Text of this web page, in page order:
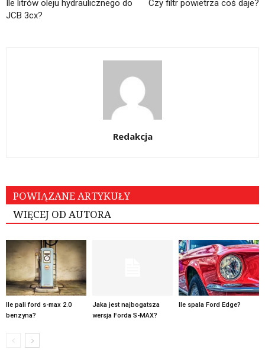
Ile litrów oleju hydraulicznego do
JCB 3cx?
Czy filtr powietrza coś daje?
Redakcja
POWIĄZANE ARTYKUŁY
WIĘCEJ OD AUTORA
Ile pali ford s-max 2.0
benzyna?
Jaka jest najbogatsza
wersja Forda S-MAX?
Ile spala Ford Edge?